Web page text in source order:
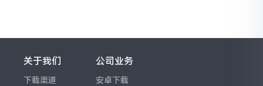
关于我们
下载渠道
公司业务
安卓下载